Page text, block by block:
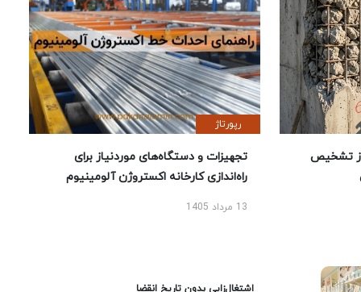
تشخیص
رپورتاژ
تجهیزات و دستگاه‌های موردنیاز برای
راه‌اندازی کارخانه اکستروژن آلومینیوم
13 مرداد 1405
اشتغال‌زایی بدون تاریخ انقضا